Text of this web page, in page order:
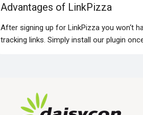
Advantages of LinkPizza
After signing up for LinkPizza you won‘t
tracking links. Simply install our plugin